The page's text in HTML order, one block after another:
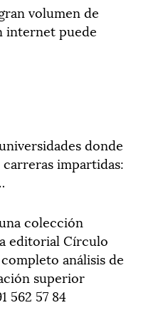
volumen de
internet puede
donde
impartidas:
colección
editorial Círculo
análisis de
superior
562 57 84